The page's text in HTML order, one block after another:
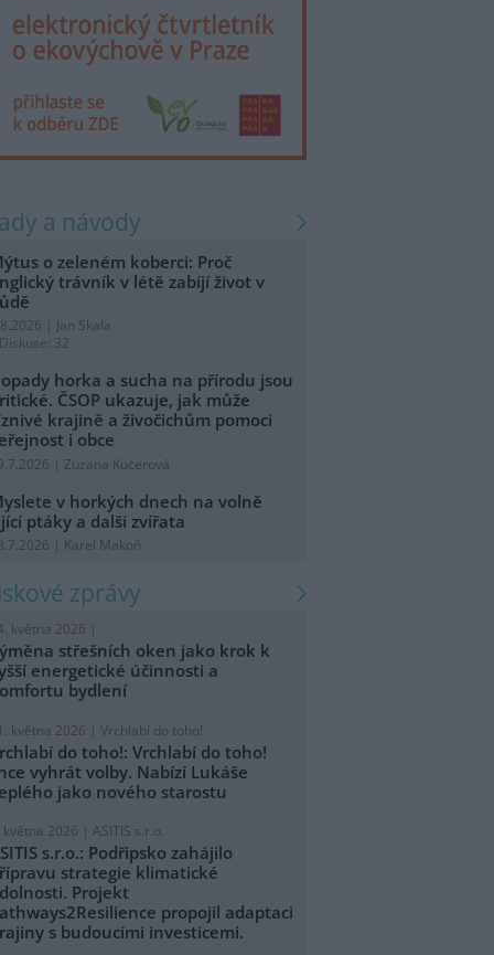
a návody
o zeleném koberci: Proč
trávník v létě zabíjí život v
| Jan Skala
Diskuse: 32
horka a sucha na přírodu jsou
ČSOP ukazuje, jak může
krajině a živočichům pomoci
i obce
| Zuzana Kučerová
v horkých dnech na volně
ptáky a další zvířata
| Karel Makoň
zprávy
května 2026 |
střešních oken jako krok k
energetické účinnosti a
bydlení
května 2026 | Vrchlabí do toho!
do toho!: Vrchlabí do toho!
vyhrát volby. Nabízí Lukáše
jako nového starostu
května 2026 | ASITIS s.r.o.
s.r.o.: Podřipsko zahájilo
strategie klimatické
Projekt
propojil adaptaci
s budoucími investicemi.